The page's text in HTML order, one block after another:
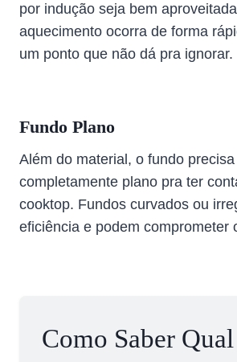
por indução seja bem
aquecimento ocorra de forma
um ponto que não dá pra ignorar.
Fundo Plano
Além do material, o fundo
completamente plano pra ter
cooktop. Fundos curvados ou
eficiência e podem comprometer
Como Saber